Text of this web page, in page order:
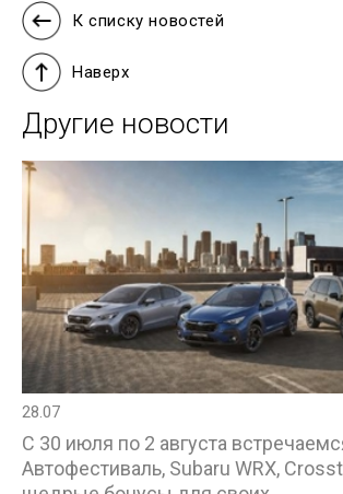
К списку новостей
Наверх
Другие новости
28.07
С 30 июля по 2 августа
Автофестиваль, Subaru WRX,